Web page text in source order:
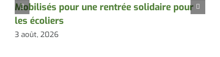
Mobilisés pour une rentrée solidaire pour
les écoliers
3 août, 2026